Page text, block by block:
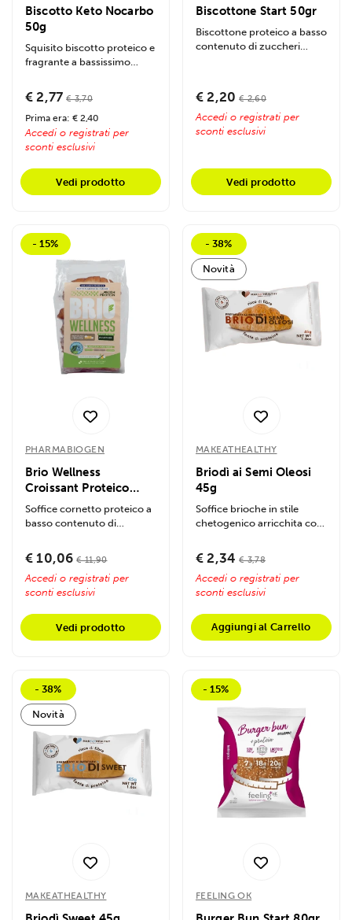
Biscotto Keto Nocarbo
50g
Squisito biscotto proteico e
fragrante a bassissimo
ideato per...
€ 2,77 € 3,70
Prima era: € 2,40
Accedi o registrati per
sconti esclusivi
Vedi prodotto
Biscottone Start 50gr
Biscottone proteico a basso
contenuto di zuccheri
€ 2,20 € 2,60
Accedi o registrati per
sconti esclusivi
Vedi prodotto
- 15%
PHARMABIOGEN
Brio Wellness
Croissant Proteico
250g 5x50g
Soffice cornetto proteico a
basso contenuto di
farcire, offre il...
€ 10,06 € 11,90
Accedi o registrati per
sconti esclusivi
Vedi prodotto
- 38%
Novità
MAKEATHEALTHY
Briodì ai Semi Oleosi
45g
Soffice brioche in stile
chetogenico arricchita con
croccanti....
€ 2,34 € 3,78
Accedi o registrati per
sconti esclusivi
Aggiungi al Carrello
- 38%
Novità
MAKEATHEALTHY
- 15%
FEELING OK